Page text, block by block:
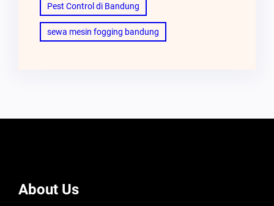
Pest Control di Bandung
sewa mesin fogging bandung
About Us